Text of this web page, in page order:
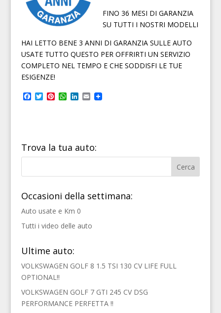
FINO 36 MESI DI GARANZIA
SU TUTTI I NOSTRI MODELLI
HAI LETTO BENE 3 ANNI DI GARANZIA SULLE AUTO
USATE TUTTO QUESTO PER OFFRIRTI UN SERVIZIO
COMPLETO NEL TEMPO E CHE SODDISFI LE TUE
ESIGENZE!
F
o
k
T
r
P
e
s
t
W
p
p
L
I
n
E
Trova la tua auto:
Occasioni della settimana:
Auto usate e Km 0
Tutti i video delle auto
Ultime auto:
VOLKSWAGEN GOLF 8 1.5 TSI 130 CV LIFE FULL
OPTIONAL!!
VOLKSWAGEN GOLF 7 GTI 245 CV DSG
PERFORMANCE PERFETTA !!